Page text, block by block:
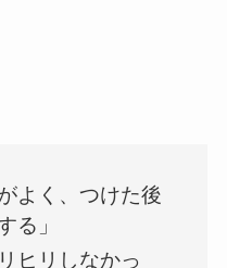
よく、つけた後
る」
ヒリしなかっ